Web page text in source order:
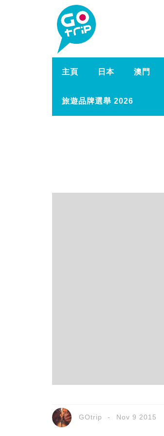
主頁 日本 澳門
旅遊品牌選舉 2026
GOtrip Nov 9 2015